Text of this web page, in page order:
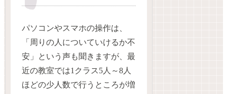
パソコンやスマホの操作は、
「周りの人についていけるか不
安」という声も聞きますが、最
近の教室では1クラス5人～8人
ほどの少人数で行うところが増